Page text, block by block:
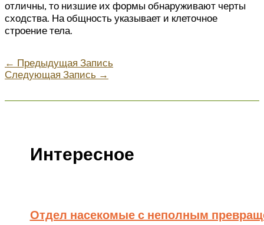
отличны, то низшие их формы обнаруживают черты
сходства. На общность указывает и клеточное
строение тела.
← Предыдущая Запись
Следующая Запись →
Интересное
Отдел насекомые с неполным